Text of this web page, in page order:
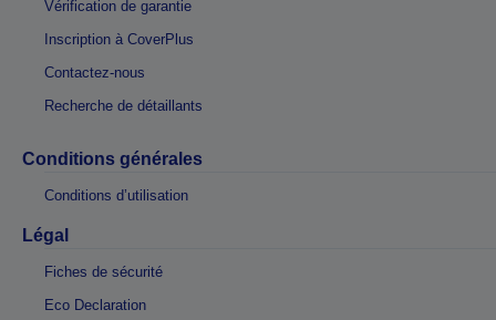
Vérification de garantie
Inscription à CoverPlus
Contactez-nous
Recherche de détaillants
Conditions générales
Conditions d’utilisation
Légal
Fiches de sécurité
Eco Declaration